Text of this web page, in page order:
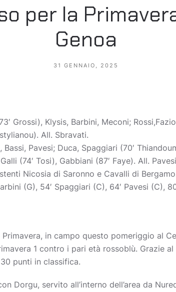
per la
Genoa
31 GENNAIO, 2025
Grossi), Klysis, Barbini, Meconi;
All. Sbravati.
Bassi, Pavesi; Duca, Spaggiari (70′
(74′ Tosi), Gabbiani (87′ Faye). All.
Nicosia di Saronno e Cavalli di
(G), 54′ Spaggiari (C), 64′ Pavesi (C),
in campo questo pomeriggio al
1 contro i pari età rossoblù. Grazie
punti in classifica.
Dorgu, servito all’interno dell’area da